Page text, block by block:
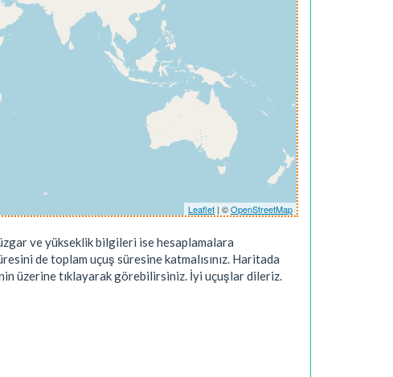
Leaflet | ©OpenStreetMap
ve yükseklik bilgileri ise hesaplamalara
de toplam uçuş süresine katmalısınız. Haritada
üzerine tıklayarak görebilirsiniz. İyi uçuşlar dileriz.